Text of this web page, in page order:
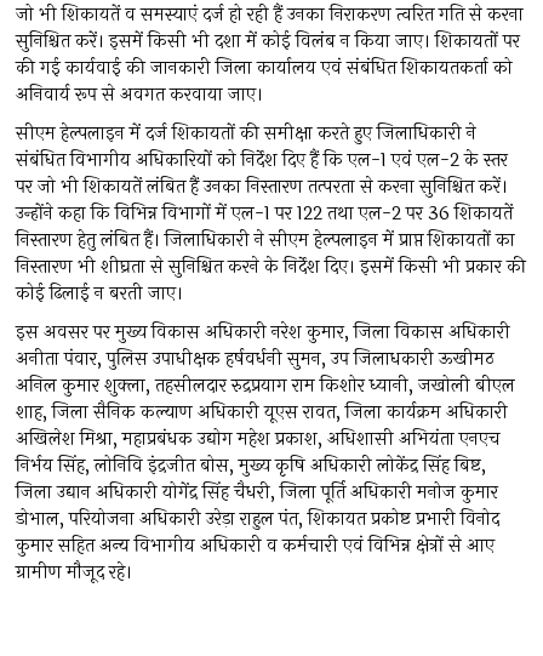
जो भी शिकायतें व समस्याएं दर्ज हो रही हैं उनका निराकरण त्वरित गति से करना
सुनिश्चित करें। इसमें किसी भी दशा में कोई विलंब न किया जाए। शिकायतों पर
की गई कार्यवाई की जानकारी जिला कार्यालय एवं संबंधित शिकायतकर्ता को
अनिवार्य रूप से अवगत करवाया जाए।
सीएम हेल्पलाइन में दर्ज शिकायतों की समीक्षा करते हुए जिलाधिकारी ने
संबंधित विभागीय अधिकारियों को निर्देश दिए हैं कि एल-1 एवं एल-2 के स्तर
पर जो भी शिकायतें लंबित हैं उनका निस्तारण तत्परता से करना सुनिश्चित करें।
उन्होंने कहा कि विभिन्न विभागों में एल-1 पर 122 तथा एल-2 पर 36 शिकायतें
निस्तारण हेतु लंबित हैं। जिलाधिकारी ने सीएम हेल्पलाइन में प्राप्त शिकायतों का
निस्तारण भी शीघ्रता से सुनिश्चित करने के निर्देश दिए। इसमें किसी भी प्रकार की
कोई ढिलाई न बरती जाए।
इस अवसर पर मुख्य विकास अधिकारी नरेश कुमार, जिला विकास अधिकारी
अनीता पंवार, पुलिस उपाधीक्षक हर्षवर्धनी सुमन, उप जिलाधकारी ऊखीमठ
अनिल कुमार शुक्ला, तहसीलदार रुद्रप्रयाग राम किशोर ध्यानी, जखोली बीएल
शाह, जिला सैनिक कल्याण अधिकारी यूएस रावत, जिला कार्यक्रम अधिकारी
अखिलेश मिश्रा, महाप्रबंधक उद्योग महेश प्रकाश, अधिशासी अभियंता एनएच
निर्भय सिंह, लोनिवि इंद्रजीत बोस, मुख्य कृषि अधिकारी लोकेंद्र सिंह बिष्ट,
जिला उद्यान अधिकारी योगेंद्र सिंह चैधरी, जिला पूर्ति अधिकारी मनोज कुमार
डोभाल, परियोजना अधिकारी उरेड़ा राहुल पंत, शिकायत प्रकोष्ट प्रभारी विनोद
कुमार सहित अन्य विभागीय अधिकारी व कर्मचारी एवं विभिन्न क्षेत्रों से आए
ग्रामीण मौजूद रहे।